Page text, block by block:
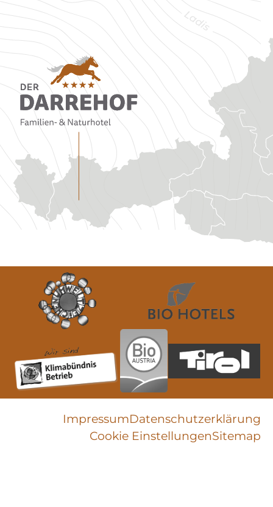
ImpressumDatenschutz­erklärung
Cookie EinstellungenSitemap